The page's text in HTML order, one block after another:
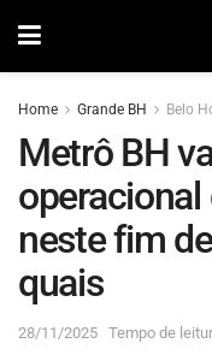
Home Grande BH Belo
Metrô BH
neste fim
quais
28/11/2025 Tempo de